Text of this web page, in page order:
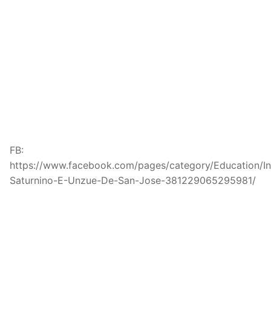
FB:
https://www.facebook.com/pages/category/Education/
Saturnino-E-Unzue-De-San-Jose-381229065295981/